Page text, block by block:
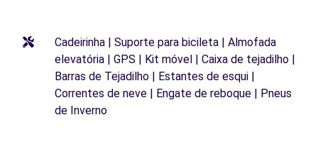
Cadeirinha | Suporte para bicileta | Almofada
elevatória | GPS | Kit móvel | Caixa de tejadilho |
Barras de Tejadilho | Estantes de esqui |
Correntes de neve | Engate de reboque | Pneus
de Inverno